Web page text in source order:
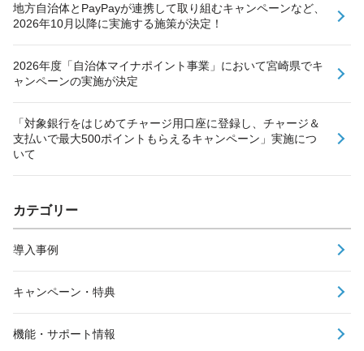
地方自治体とPayPayが連携して取り組むキャンペーンなど、
2026年10月以降に実施する施策が決定！
2026年度「自治体マイナポイント事業」において宮崎県でキ
ャンペーンの実施が決定
「対象銀行をはじめてチャージ用口座に登録し、チャージ＆
支払いで最大500ポイントもらえるキャンペーン」実施につ
いて
カテゴリー
導入事例
キャンペーン・特典
機能・サポート情報